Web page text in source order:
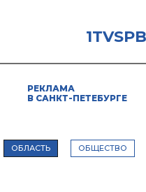
РЕКЛАМА
В САНКТ-ПЕТЕБУРГЕ
ОБЛАСТЬ ОБЩЕСТВО